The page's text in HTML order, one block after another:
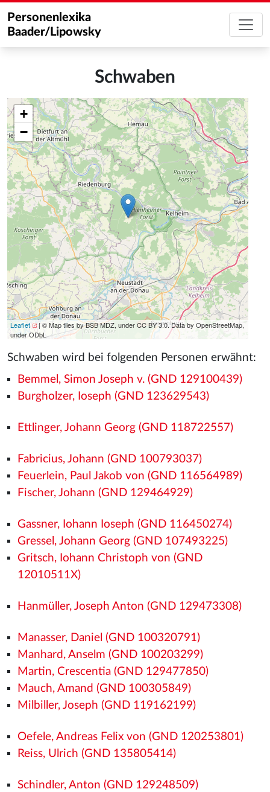
Personenlexika
Baader/Lipowsky
Schwaben
+
−
Leaflet
| © Map tiles by BSB MDZ, under CC BY 3.0. Data by OpenStreetMap,
under ODbL
Schwaben wird bei folgenden Personen erwähnt:
Bemmel, Simon Joseph v. (GND 129100439)
Burgholzer, Ioseph (GND 123629543)
Ettlinger, Johann Georg (GND 118722557)
Fabricius, Johann (GND 100793037)
Feuerlein, Paul Jakob von (GND 116564989)
Fischer, Johann (GND 129464929)
Gassner, Iohann Ioseph (GND 116450274)
Gressel, Johann Georg (GND 107493225)
Gritsch, Iohann Christoph von (GND
12010511X)
Hanmüller, Joseph Anton (GND 129473308)
Manasser, Daniel (GND 100320791)
Manhard, Anselm (GND 100203299)
Martin, Crescentia (GND 129477850)
Mauch, Amand (GND 100305849)
Milbiller, Joseph (GND 119162199)
Oefele, Andreas Felix von (GND 120253801)
Reiss, Ulrich (GND 135805414)
Schindler, Anton (GND 129248509)